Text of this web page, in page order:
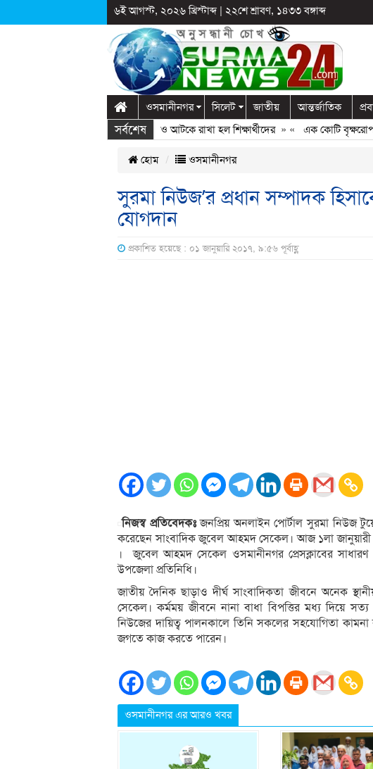
৬ই আগস্ট, ২০২৬ খ্রিস্টাব্দ| ২২শে শ্রাবণ, ১৪৩৩ বঙ্গাব্দ
ওসমানীনগর সিলেট জাতীয় আন্তর্জাতিক
সর্বশেষ
স্কুলে দুপ্রক’র অনুষ্ঠান: ছুটির পরও আটকে রাখা হল শিক্ষার্থীদের» « এক কোটি
হোম ওসমানীনগর
সুরমা নিউজ’র প্রধান সম্পাদক
যোগদান
প্রকাশিত হয়েছে : ০১ জানুয়ারি ২০১৭, ৯:৫৬ পূর্বাহ্ণ
নিজস্ব প্রতিবেদকঃজনপ্রিয় অনলাইন পোর্টাল সুরমা নিউজ
করেছেন সাংবাদিক জুবেল আহমদ সেকেল। আজ ১লা
। জুবেল আহমদ সেকেল ওসমানীনগর প্রেসক্লাবের
উপজেলা প্রতিনিধি।
জাতীয় দৈনিক ছাড়াও দীর্ঘ সাংবাদিকতা জীবনে অনেক
সেকেল। কর্মময় জীবনে নানা বাধা বিপত্তির মধ্য দিয়ে
নিউজের দায়িত্ব পালনকালে তিনি সকলের সহযোগিতা
জগতে কাজ করতে পারেন।
ওসমানীনগর এর আরও খবর